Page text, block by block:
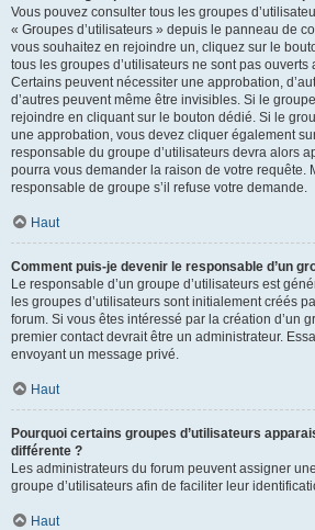
Vous pouvez consulter tous les groupes
« Groupes d’utilisateurs » depuis le panneau de
vous souhaitez en rejoindre un, cliquez sur le
tous les groupes d’utilisateurs ne sont pas
Certains peuvent nécessiter une approbation,
d’autres peuvent même être invisibles. Si le
rejoindre en cliquant sur le bouton dédié. Si le
une approbation, vous devez cliquer également
responsable du groupe d’utilisateurs devra alors
pourra vous demander la raison de votre requête.
responsable de groupe s’il refuse votre demande.
Haut
Comment puis-je devenir le responsable d’un
Le responsable d’un groupe d’utilisateurs est
les groupes d’utilisateurs sont initialement créés
forum. Si vous êtes intéressé par la création d’un
premier contact devrait être un administrateur.
envoyant un message privé.
Haut
Pourquoi certains groupes d’utilisateurs
différente ?
Les administrateurs du forum peuvent assigner
groupe d’utilisateurs afin de faciliter leur
Haut